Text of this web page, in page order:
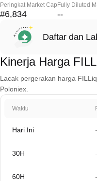
Peringkat Market Cap
#6,834
Fully Diluted
--
Daftar dan
Kinerja Harga
Lacak pergerakan harga
Poloniex.
Waktu
Hari Ini
30H
60H